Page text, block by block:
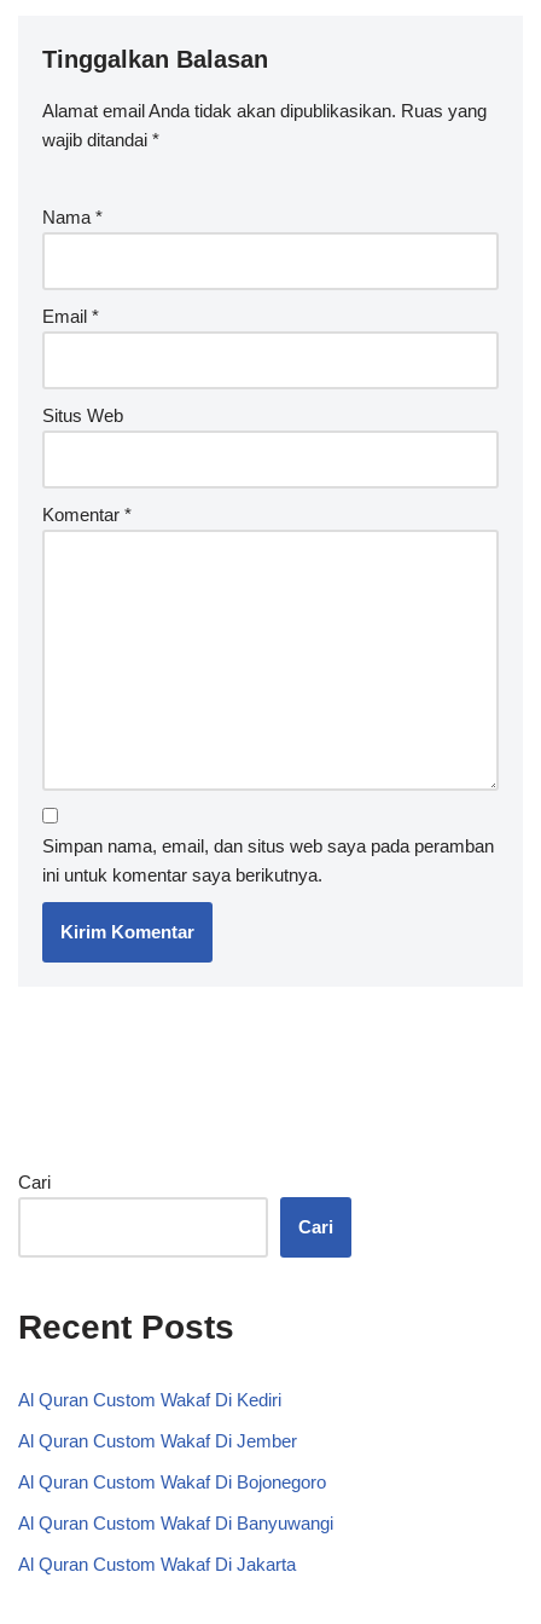
Tinggalkan Balasan
Alamat email Anda tidak akan dipublikasikan. Ruas yang
wajib ditandai *
Nama *
Email *
Situs Web
Komentar *
Simpan nama, email, dan situs web saya pada peramban
ini untuk komentar saya berikutnya.
Cari
Cari
Recent Posts
Al Quran Custom Wakaf Di Kediri
Al Quran Custom Wakaf Di Jember
Al Quran Custom Wakaf Di Bojonegoro
Al Quran Custom Wakaf Di Banyuwangi
Al Quran Custom Wakaf Di Jakarta